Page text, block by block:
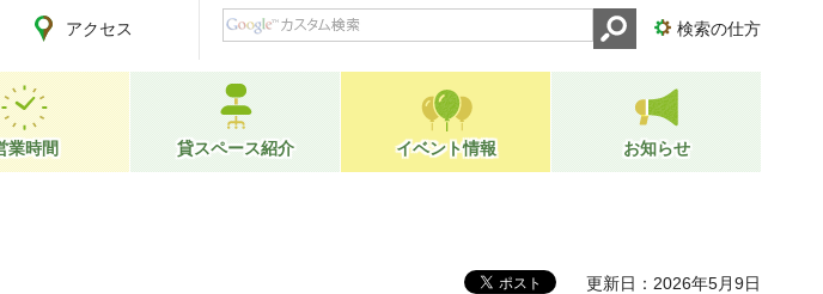
アクセス 検索の仕方
業時間 貸スペース紹介 イベント情報 お知らせ
更新日：2026年5月9日